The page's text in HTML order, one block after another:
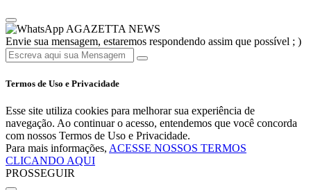
AGAZETTA NEWS
Envie sua mensagem, estaremos respondendo assim que possível ; )
Termos de Uso e Privacidade
Esse site utiliza cookies para melhorar sua experiência de
navegação. Ao continuar o acesso, entendemos que você concorda
com nossos Termos de Uso e Privacidade.
Para mais informações, ACESSE NOSSOS TERMOS
CLICANDO AQUI
PROSSEGUIR